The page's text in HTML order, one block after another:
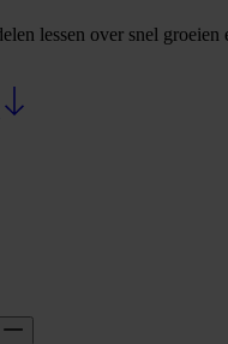
lessen over snel